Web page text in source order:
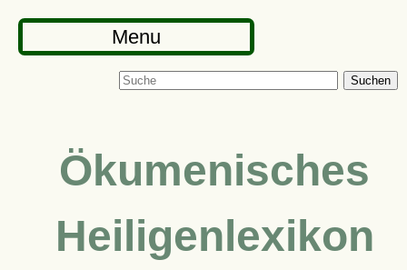
Menu
Suchen
Ökumenisches
Heiligenlexikon